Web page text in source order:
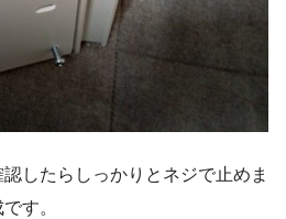
したらしっかりとネジで止めま
す。